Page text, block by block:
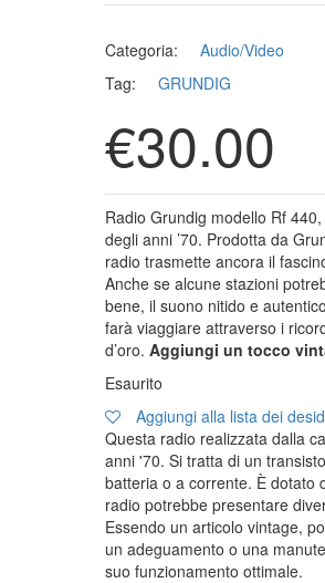
Categoria:
Audio/Video
Tag:
GRUNDIG
€30.00
Radio Grundig modello Rf
degli anni ’70. Prodotta da
radio trasmette ancora il
Anche se alcune stazioni
bene, il suono nitido e
farà viaggiare attraverso i
d’oro. Aggiungi un tocco
Esaurito
Aggiungi alla lista dei
Questa radio realizzata dalla
anni '70. Si tratta di un
batteria o a corrente. È dotato
radio potrebbe presentare
Essendo un articolo vintage,
un adeguamento o una
suo funzionamento ottimale.